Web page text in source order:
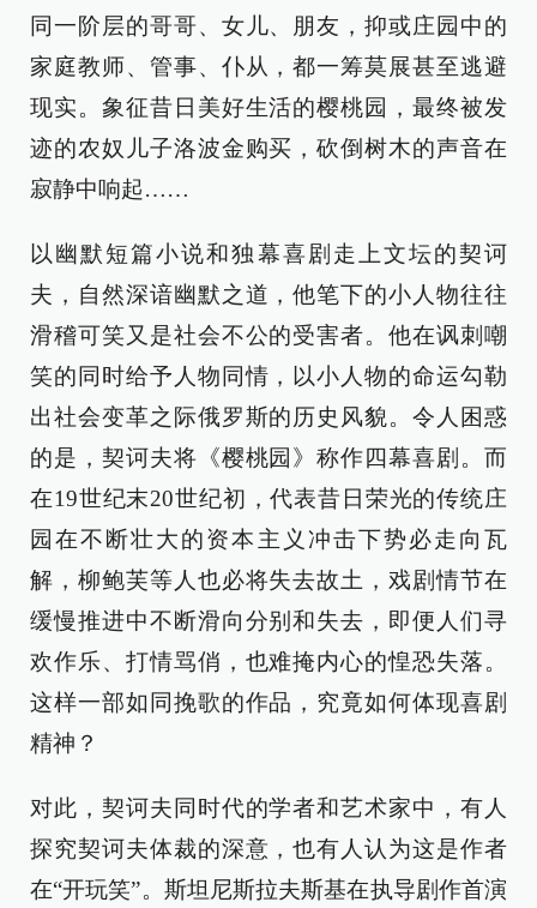
同一阶层的哥哥、女儿、朋友，抑或庄园中的
家庭教师、管事、仆从，都一筹莫展甚至逃避
现实。象征昔日美好生活的樱桃园，最终被发
迹的农奴儿子洛波金购买，砍倒树木的声音在
寂静中响起……
以幽默短篇小说和独幕喜剧走上文坛的契诃
夫，自然深谙幽默之道，他笔下的小人物往往
滑稽可笑又是社会不公的受害者。他在讽刺嘲
笑的同时给予人物同情，以小人物的命运勾勒
出社会变革之际俄罗斯的历史风貌。令人困惑
的是，契诃夫将《樱桃园》称作四幕喜剧。而
在19世纪末20世纪初，代表昔日荣光的传统庄
园在不断壮大的资本主义冲击下势必走向瓦
解，柳鲍芙等人也必将失去故土，戏剧情节在
缓慢推进中不断滑向分别和失去，即便人们寻
欢作乐、打情骂俏，也难掩内心的惶恐失落。
这样一部如同挽歌的作品，究竟如何体现喜剧
精神？
对此，契诃夫同时代的学者和艺术家中，有人
探究契诃夫体裁的深意，也有人认为这是作者
在“开玩笑”。斯坦尼斯拉夫斯基在执导剧作首演